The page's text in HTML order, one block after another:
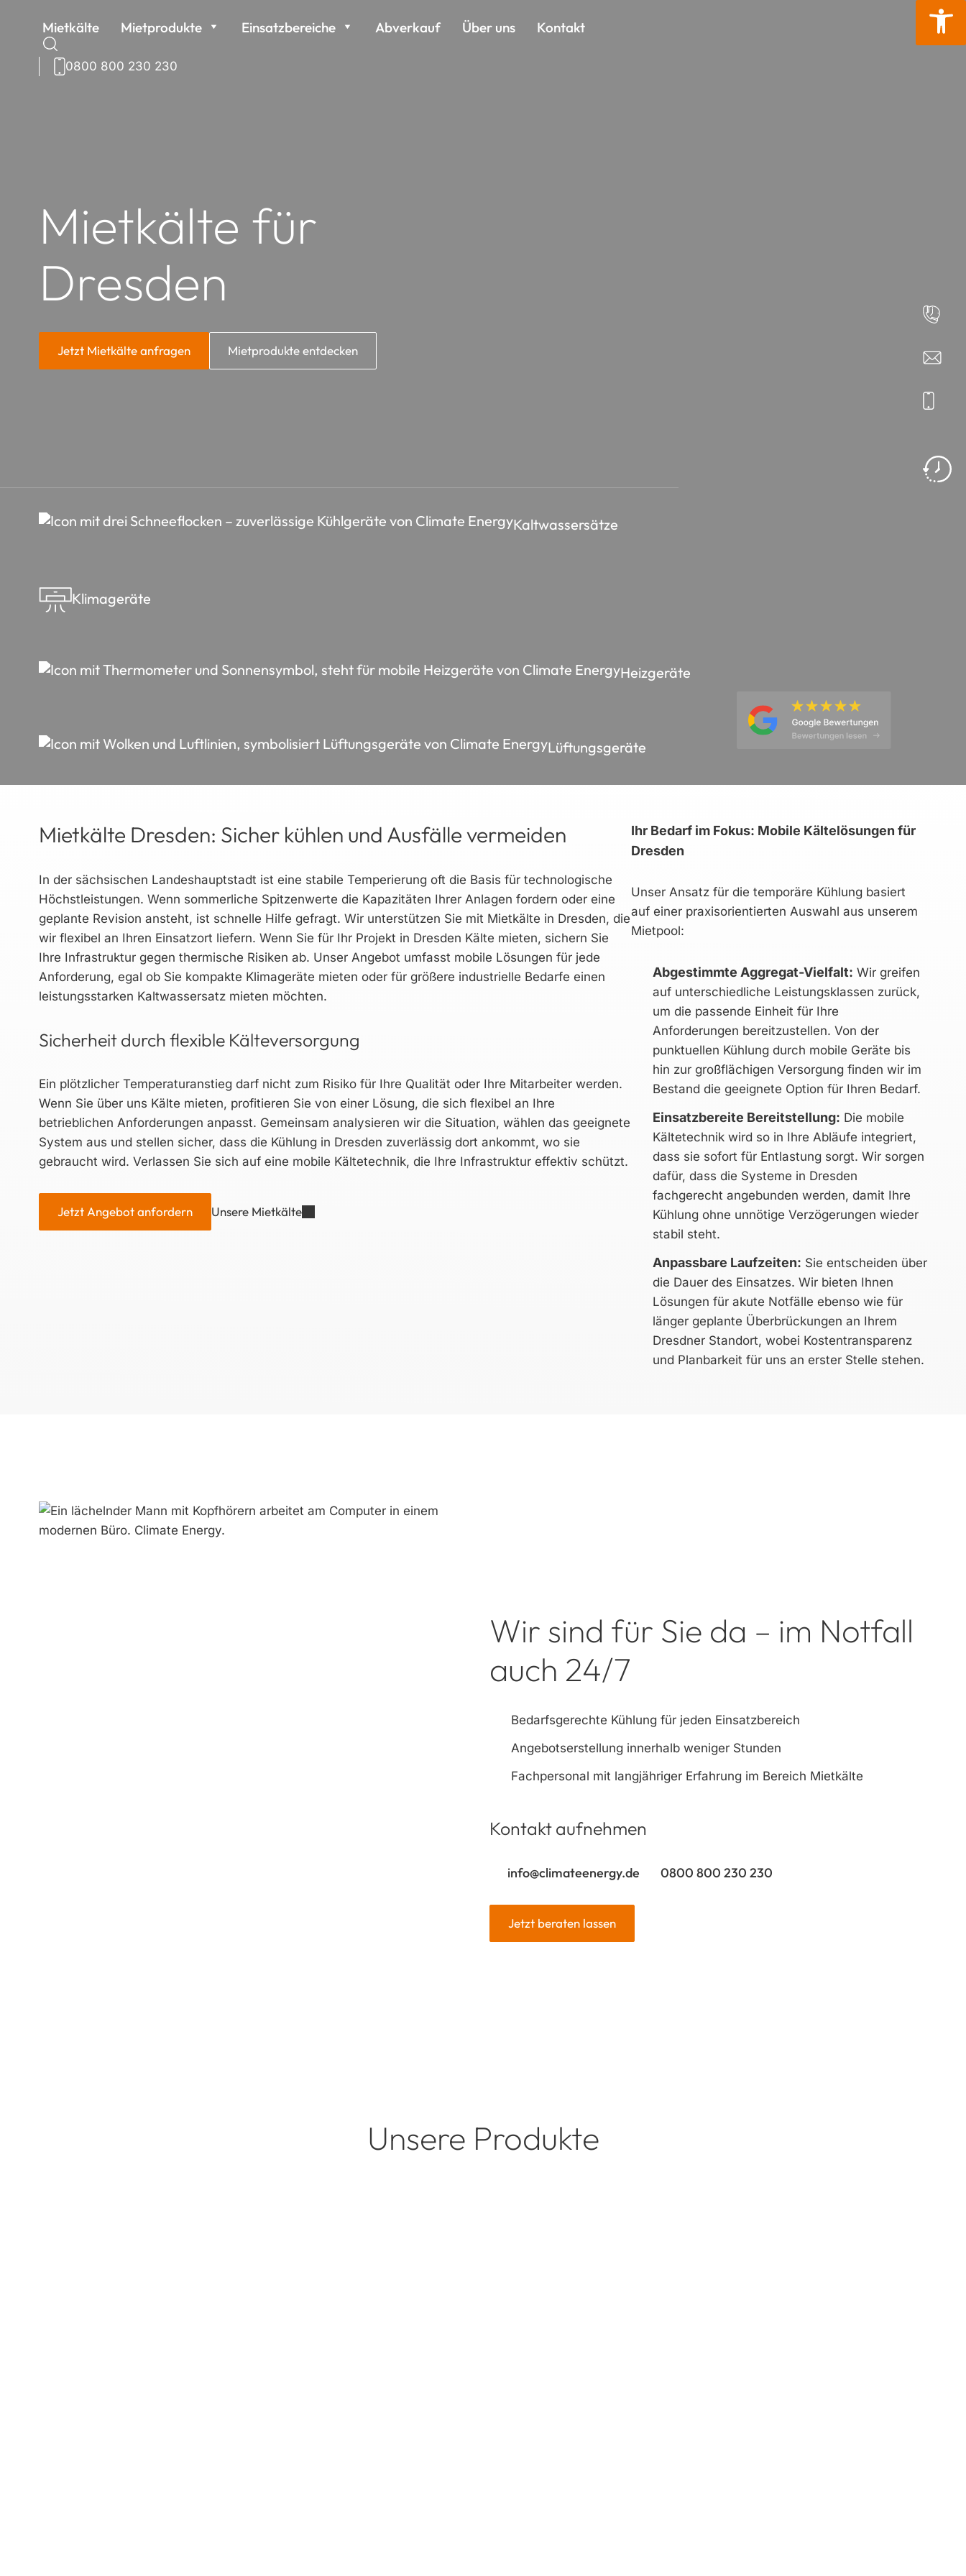
Mietkälte Mietprodukte Einsatzbereiche Abverkauf Über uns Kontakt
Suchen
0800 800 230 230
Mietkälte für
Dresden
Jetzt Mietkälte anfragen Mietprodukte entdecken
Kaltwassersätze
Klimageräte
Heizgeräte
Lüftungsgeräte
Mietkälte Dresden: Sicher kühlen und Ausfälle vermeiden
In der sächsischen Landeshauptstadt ist eine stabile Temperierung oft die Basis für technologische
Höchstleistungen. Wenn sommerliche Spitzenwerte die Kapazitäten Ihrer Anlagen fordern oder eine
geplante Revision ansteht, ist schnelle Hilfe gefragt. Wir unterstützen Sie mit Mietkälte in Dresden, die
wir flexibel an Ihren Einsatzort liefern. Wenn Sie für Ihr Projekt in Dresden Kälte mieten, sichern Sie
Ihre Infrastruktur gegen thermische Risiken ab. Unser Angebot umfasst mobile Lösungen für jede
Anforderung, egal ob Sie kompakte Klimageräte mieten oder für größere industrielle Bedarfe einen
leistungsstarken Kaltwassersatz mieten möchten.
Sicherheit durch flexible Kälteversorgung
Ein plötzlicher Temperaturanstieg darf nicht zum Risiko für Ihre Qualität oder Ihre Mitarbeiter werden.
Wenn Sie über uns Kälte mieten, profitieren Sie von einer Lösung, die sich flexibel an Ihre
betrieblichen Anforderungen anpasst. Gemeinsam analysieren wir die Situation, wählen das geeignete
System aus und stellen sicher, dass die Kühlung in Dresden zuverlässig dort ankommt, wo sie
gebraucht wird. Verlassen Sie sich auf eine mobile Kältetechnik, die Ihre Infrastruktur effektiv schützt.
Jetzt Angebot anfordern Unsere Mietkälte
Ihr Bedarf im Fokus: Mobile Kältelösungen für
Dresden
Unser Ansatz für die temporäre Kühlung basiert
auf einer praxisorientierten Auswahl aus unserem
Mietpool:
Abgestimmte Aggregat-Vielfalt: Wir greifen
auf unterschiedliche Leistungsklassen zurück,
um die passende Einheit für Ihre
Anforderungen bereitzustellen. Von der
punktuellen Kühlung durch mobile Geräte bis
hin zur großflächigen Versorgung finden wir im
Bestand die geeignete Option für Ihren Bedarf.
Einsatzbereite Bereitstellung: Die mobile
Kältetechnik wird so in Ihre Abläufe integriert,
dass sie sofort für Entlastung sorgt. Wir sorgen
dafür, dass die Systeme in Dresden
fachgerecht angebunden werden, damit Ihre
Kühlung ohne unnötige Verzögerungen wieder
stabil steht.
Anpassbare Laufzeiten: Sie entscheiden über
die Dauer des Einsatzes. Wir bieten Ihnen
Lösungen für akute Notfälle ebenso wie für
länger geplante Überbrückungen an Ihrem
Dresdner Standort, wobei Kostentransparenz
und Planbarkeit für uns an erster Stelle stehen.
Wir sind für Sie da – im Notfall
auch 24/7
Bedarfsgerechte Kühlung für jeden Einsatzbereich
Angebotserstellung innerhalb weniger Stunden
Fachpersonal mit langjähriger Erfahrung im Bereich Mietkälte
Kontakt aufnehmen
info@climateenergy.de 0800 800 230 230
Jetzt beraten lassen
Unsere Produkte